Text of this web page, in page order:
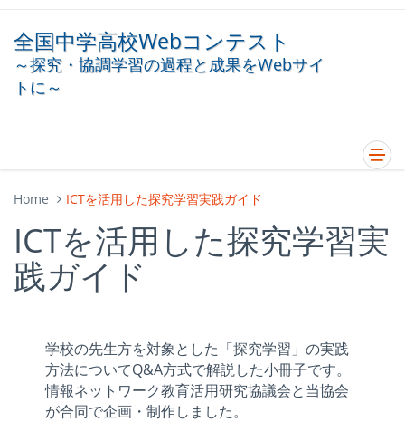
全国中学高校Webコンテスト
～探究・協調学習の過程と成果をWebサイ
トに～
Home ICTを活用した探究学習実践ガイド
ICTを活用した探究学習実
践ガイド
学校の先生方を対象とした「探究学習」の実践
方法についてQ&A方式で解説した小冊子です。
情報ネットワーク教育活用研究協議会と当協会
が合同で企画・制作しました。